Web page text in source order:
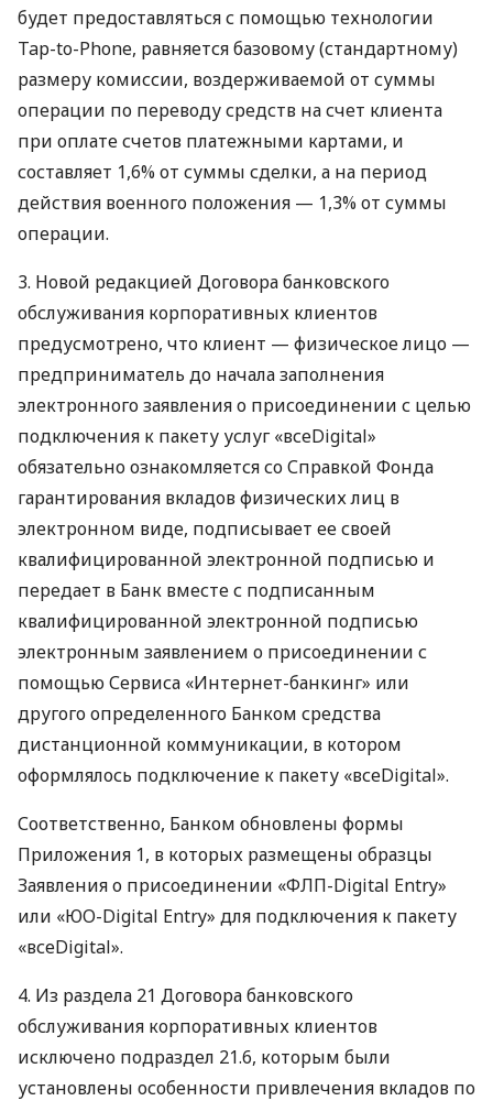
будет предоставляться с помощью технологии
Tap-to-Phone, равняется базовому (стандартному)
размеру комиссии, воздерживаемой от суммы
операции по переводу средств на счет клиента
при оплате счетов платежными картами, и
составляет 1,6% от суммы сделки, а на период
действия военного положения — 1,3% от суммы
операции.
3. Новой редакцией Договора банковского
обслуживания корпоративных клиентов
предусмотрено, что клиент — физическое лицо —
предприниматель до начала заполнения
электронного заявления о присоединении с целью
подключения к пакету услуг «всеDigital»
обязательно ознакомляется со Справкой Фонда
гарантирования вкладов физических лиц в
электронном виде, подписывает ее своей
квалифицированной электронной подписью и
передает в Банк вместе с подписанным
квалифицированной электронной подписью
электронным заявлением о присоединении с
помощью Сервиса «Интернет-банкинг» или
другого определенного Банком средства
дистанционной коммуникации, в котором
оформлялось подключение к пакету «всеDigital».
Соответственно, Банком обновлены формы
Приложения 1, в которых размещены образцы
Заявления о присоединении «ФЛП-Digital Entry»
или «ЮО-Digital Entry» для подключения к пакету
«всеDigital».
4. Из раздела 21 Договора банковского
обслуживания корпоративных клиентов
исключено подраздел 21.6, которым были
установлены особенности привлечения вкладов по